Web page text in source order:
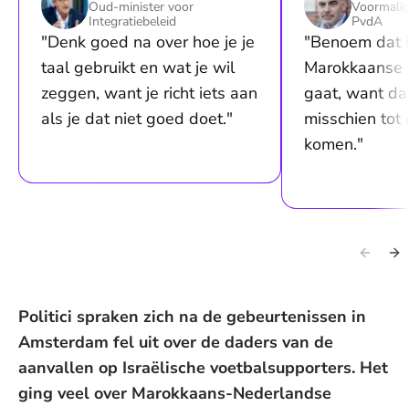
Oud-minister voor
Integratiebeleid
"Denk goed na over hoe je je
taal gebruikt en wat je wil
zeggen, want je richt iets aan
als je dat niet goed doet."
PvdA
"Benoem dat
gaat, want
misschien tot
komen."
Politici spraken zich na de gebeurtenissen in
Amsterdam fel uit over de daders van de
aanvallen op Israëlische voetbalsupporters. Het
ging veel over Marokkaans-Nederlandse